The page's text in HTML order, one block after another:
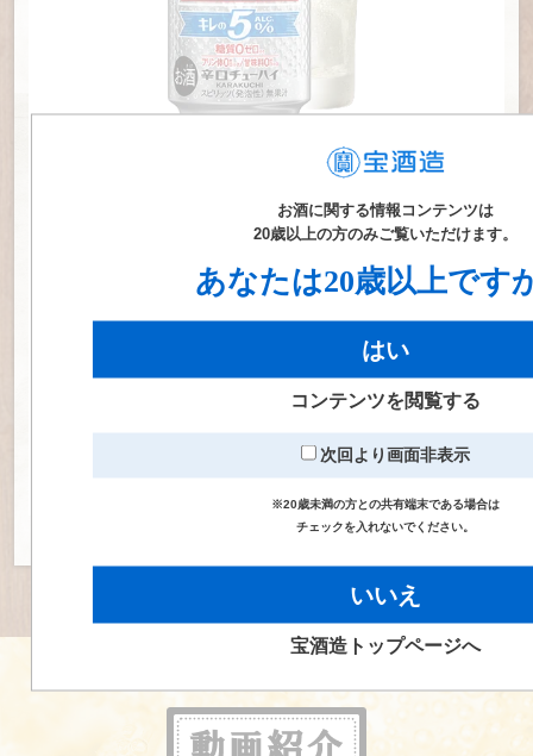
【恵比寿「阿波屋酒店」】「明治通りが海に見える」ウエ
ストコースト風恵比寿の角打ち
【北九州市「平尾酒店」】女神に会える!? 街巡りコー
スにも選ばれた北九州・小倉の名店
門を出るとすぐ。製鉄で働く北九
川崎大師のお膝元 創業100
【東京「根本酒店」】通称「立ち飲み部」で集合 西新宿
の角打ちで大人の部活動
湯気とイカの匂いに誘われ路地裏の
【名古屋「加賀屋山本留三郎商店」】昭和風情の店内が
懐かしくて人気 全国の愛好家が集まる角打ち
【横浜「伊勢屋酒店」】まるで酒が飲める待合室!？鉄道
「神戸の台所」で名物・皮くじらを
【神奈川「小澤屋本店」】「川崎球場が超満員」の伝説で
盛り上がれる屋台感覚の角打ち
※2 100ml当たりプリン体0.5mg未満をプリン体ゼロと表示。
お酒に関する情報コンテンツは
20歳以上の方のみご覧いただけます。
あなたは20歳以上です
はい
コンテンツを閲覧する
次回より画面非表示
※20歳未満の方との共有端末である場合は
チェックを入れないでください。
いいえ
宝酒造トップページへ